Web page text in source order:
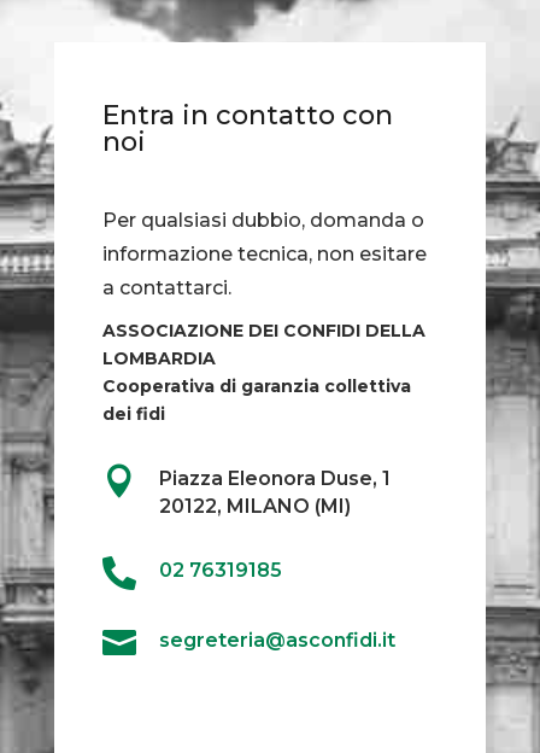
Entra in contatto con
noi
Per qualsiasi dubbio, domanda o
informazione tecnica, non esitare
a contattarci.
ASSOCIAZIONE DEI CONFIDI DELLA
LOMBARDIA
Cooperativa di garanzia collettiva
dei fidi

Piazza Eleonora Duse, 1
20122, MILANO (MI)
 02 76319185
 segreteria@asconfidi.it